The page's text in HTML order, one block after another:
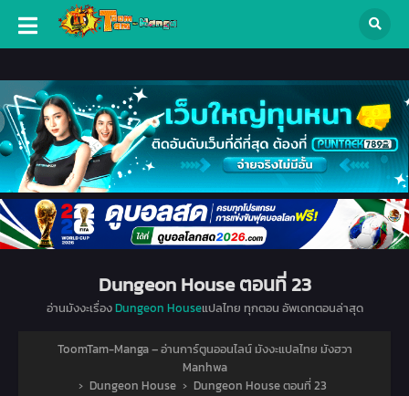
Dungeon House ตอนที่ 23
อ่านมังงะเรื่องDungeon Houseแปลไทย ทุกตอน อัพเดทตอนล่าสุด
ToomTam-Manga – อ่านการ์ตูนออนไลน์ มังงะแปลไทย มังฮวา
Manhwa
› Dungeon House › Dungeon House ตอนที่ 23